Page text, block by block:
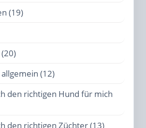
(19)
(12)
den richtigen Hund für mich
den richtigen Züchter (13)